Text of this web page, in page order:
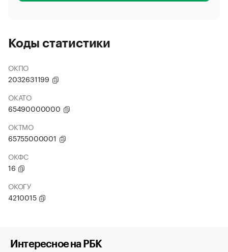
Коды статистики
ОКПО
2032631199
ОКАТО
65490000000
ОКТМО
65755000001
ОКФС
16
ОКОГУ
4210015
Интересное на РБК